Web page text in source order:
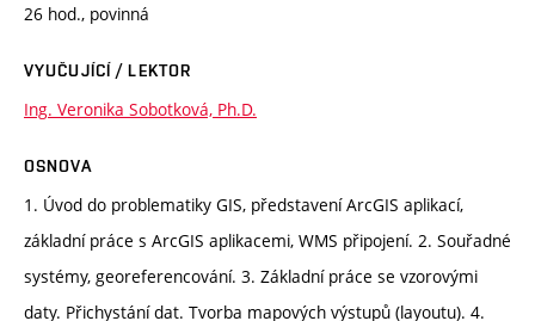
26 hod., povinná
VYUČUJÍCÍ / LEKTOR
Ing. Veronika Sobotková, Ph.D.
OSNOVA
1. Úvod do problematiky GIS, představení ArcGIS aplikací,
základní práce s ArcGIS aplikacemi, WMS připojení. 2. Souřadné
systémy, georeferencování. 3. Základní práce se vzorovými
daty. Přichystání dat. Tvorba mapových výstupů (layoutu). 4.